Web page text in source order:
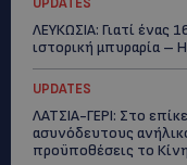
ΛΕΥΚΩΣΙΑ: Γιατί ένας
ιστορική μπυραρία –
UPDATES
ΛΑΤΣΙΑ-ΓΕΡΙ: Στο
ασυνόδευτους
προϋποθέσεις το